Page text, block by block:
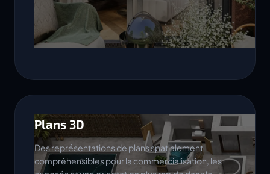
Plans 3D
Des représentations de plans spatialement
compréhensibles pour la commercialisation, les